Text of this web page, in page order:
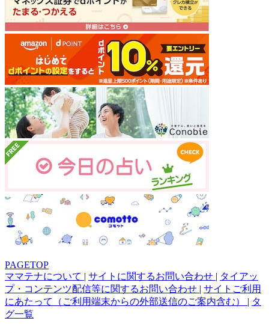
PAGETOP
ママテナについて | サイトに関するお問い合わせ | タイアッ
プ・コンテンツ配信等に関するお問い合わせ | サイトご利用
にあたって（ご利用端末からの外部送信のご案内含む） | タ
グ一覧